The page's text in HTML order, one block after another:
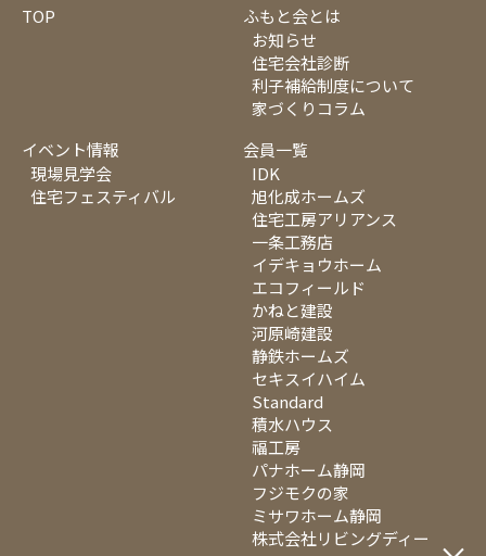
TOP
ふもと会とは
お知らせ
住宅会社診断
利子補給制度について
家づくりコラム
イベント情報
現場見学会
住宅フェスティバル
会員一覧
IDK
旭化成ホームズ
住宅工房アリアンス
一条工務店
イデキョウホーム
エコフィールド
かねと建設
河原崎建設
静鉄ホームズ
セキスイハイム
Standard
積水ハウス
福工房
パナホーム静岡
フジモクの家
ミサワホーム静岡
株式会社リビングディー